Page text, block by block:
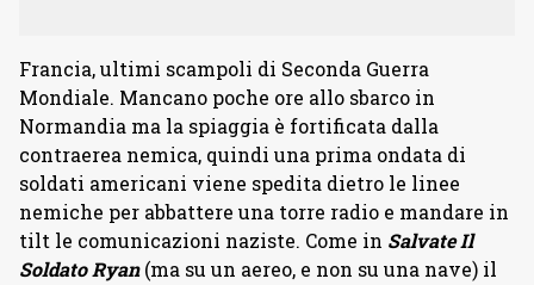
Francia, ultimi scampoli di Seconda Guerra
Mondiale. Mancano poche ore allo sbarco in
Normandia ma la spiaggia è fortificata dalla
contraerea nemica, quindi una prima ondata di
soldati americani viene spedita dietro le linee
nemiche per abbattere una torre radio e mandare in
tilt le comunicazioni naziste. Come in Salvate Il
Soldato Ryan(ma su un aereo, e non su una nave) il